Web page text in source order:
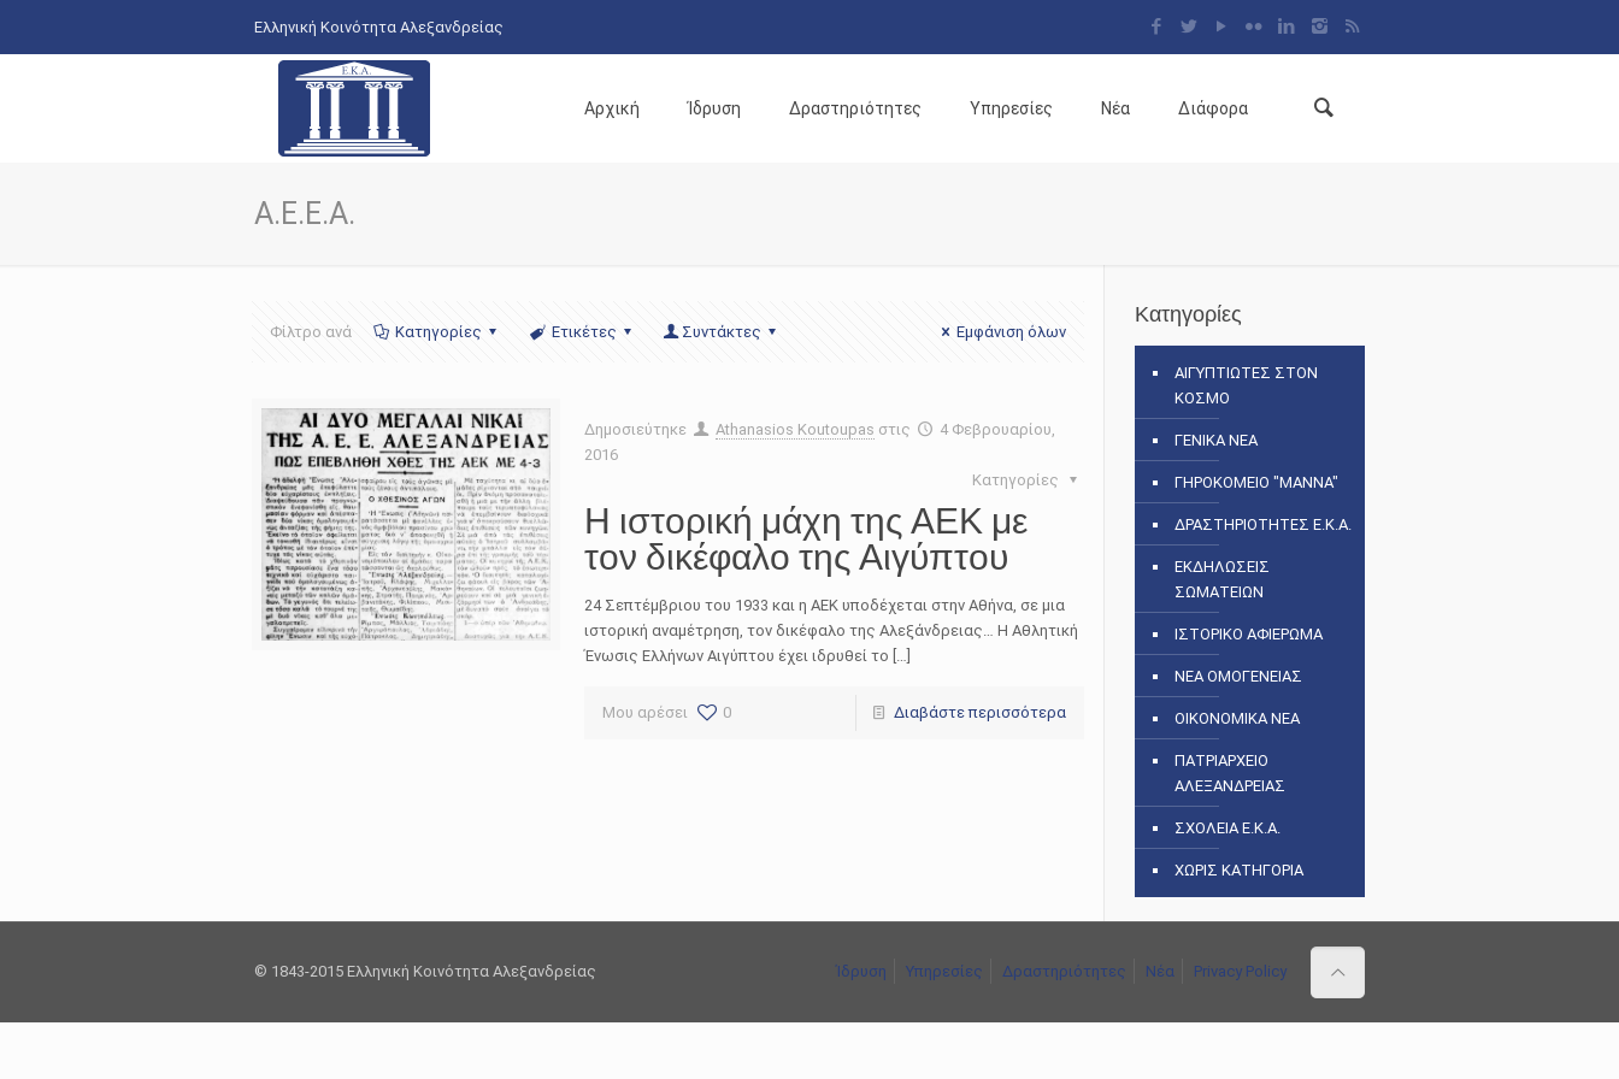
Ελληνική Κοινότητα Αλεξανδρείας
Αρχική Ίδρυση Δραστηριότητες Υπηρεσίες Νέα Διάφορα
Α.Ε.Ε.Α.
Φίλτρο ανά Κατηγορίες Ετικέτες Συντάκτες Εμφάνιση όλων
Δημοσιεύτηκε Athanasios Koutoupas στις
4 Φεβρουαρίου,
2016
Κατηγορίες
Η ιστορική μάχη της ΑΕΚ με
τον δικέφαλο της Αιγύπτου
24 Σεπτέμβριου του 1933 και η ΑΕΚ υποδέχεται στην Αθήνα, σε μια
ιστορική αναμέτρηση, τον δικέφαλο της Αλεξάνδρειας… Η Αθλητική
Ένωσις Ελλήνων Αιγύπτου έχει ιδρυθεί το […]
Μου αρέσει 0 Διαβάστε περισσότερα
Κατηγορίες
ΑΙΓΥΠΤΙΩΤΕΣ ΣΤΟΝ
ΚΟΣΜΟ
ΓΕΝΙΚΑ ΝΕΑ
ΓΗΡΟΚΟΜΕΙΟ "ΜΑΝΝΑ"
ΔΡΑΣΤΗΡΙΟΤΗΤΕΣ Ε.Κ.Α.
ΕΚΔΗΛΩΣΕΙΣ
ΣΩΜΑΤΕΙΩΝ
ΙΣΤΟΡΙΚΟ ΑΦΙΕΡΩΜΑ
ΝΕΑ ΟΜΟΓΕΝΕΙΑΣ
ΟΙΚΟΝΟΜΙΚΑ ΝΕΑ
ΠΑΤΡΙΑΡΧΕΙΟ
ΑΛΕΞΑΝΔΡΕΙΑΣ
ΣΧΟΛΕΙΑ Ε.Κ.Α.
ΧΩΡΙΣ ΚΑΤΗΓΟΡΙΑ
© 1843-2015 Ελληνική Κοινότητα Αλεξανδρείας Ίδρυση Υπηρεσίες Δραστηριότητες Νέα Privacy Policy